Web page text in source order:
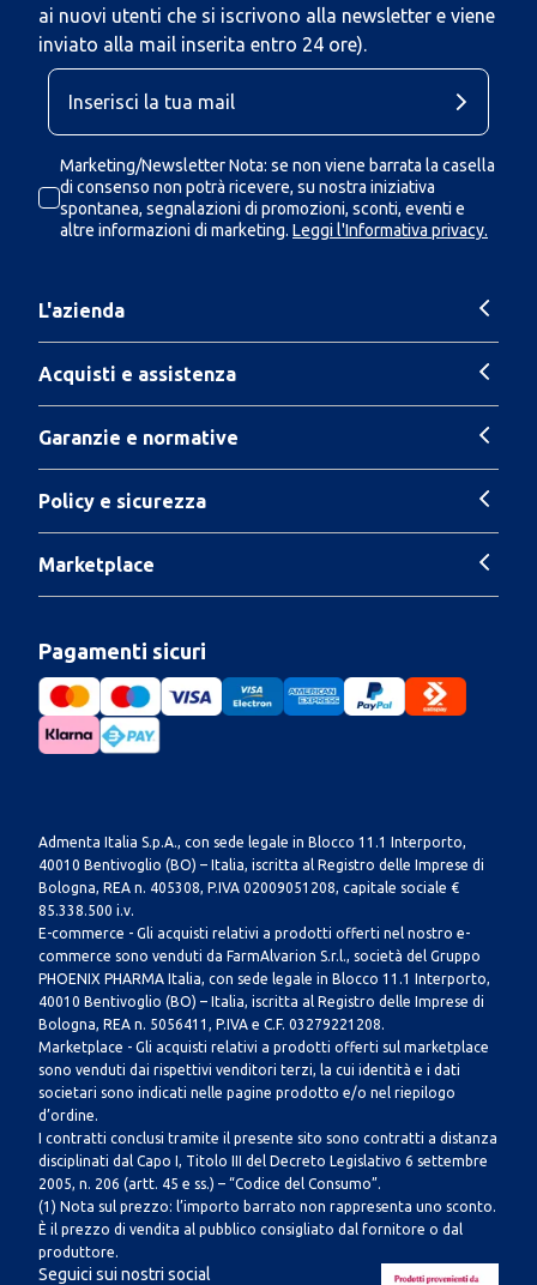
ai nuovi utenti che si iscrivono alla newsletter e viene
inviato alla mail inserita entro 24 ore).
Marketing/Newsletter Nota: se non viene barrata la casella
di consenso non potrà ricevere, su nostra iniziativa
spontanea, segnalazioni di promozioni, sconti, eventi e
altre informazioni di marketing. Leggi l'Informativa privacy.
L'azienda
Acquisti e assistenza
Garanzie e normative
Policy e sicurezza
Marketplace
Pagamenti sicuri
Admenta Italia S.p.A., con sede legale in Blocco 11.1 Interporto,
40010 Bentivoglio (BO) – Italia, iscritta al Registro delle Imprese di
Bologna, REA n. 405308, P.IVA 02009051208, capitale sociale €
85.338.500 i.v.
E-commerce - Gli acquisti relativi a prodotti offerti nel nostro e-
commerce sono venduti da FarmAlvarion S.r.l., società del Gruppo
PHOENIX PHARMA Italia, con sede legale in Blocco 11.1 Interporto,
40010 Bentivoglio (BO) – Italia, iscritta al Registro delle Imprese di
Bologna, REA n. 5056411, P.IVA e C.F. 03279221208.
Marketplace - Gli acquisti relativi a prodotti offerti sul marketplace
sono venduti dai rispettivi venditori terzi, la cui identità e i dati
societari sono indicati nelle pagine prodotto e/o nel riepilogo
d’ordine.
I contratti conclusi tramite il presente sito sono contratti a distanza
disciplinati dal Capo I, Titolo III del Decreto Legislativo 6 settembre
2005, n. 206 (artt. 45 e ss.) – “Codice del Consumo”.
(1) Nota sul prezzo: l’importo barrato non rappresenta uno sconto.
È il prezzo di vendita al pubblico consigliato dal fornitore o dal
produttore.
Seguici sui nostri social